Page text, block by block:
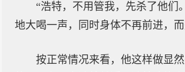
“浩特，不用管我，先杀了他们
地大喝一声，同时身体不再前进，而
按正常情况来看，他这样做显